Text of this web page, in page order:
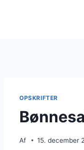
OPSKRIFTER
Af 15. december